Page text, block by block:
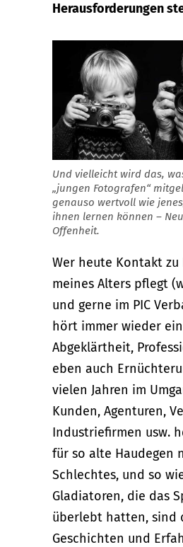
Herausforderungen
Und vielleicht wird das,
„jungen Fotografen“
genauso wertvoll wie
ihnen lernen können –
Offenheit.
Wer heute Kontakt zu
meines Alters pflegt
und gerne im PIC
hört immer wieder
Abgeklärtheit,
eben auch
vielen Jahren im
Kunden, Agenturen,
Industriefirmen usw.
für so alte Haudegen
Schlechtes, und so
Gladiatoren, die das
überlebt hatten, sind
Geschichten und